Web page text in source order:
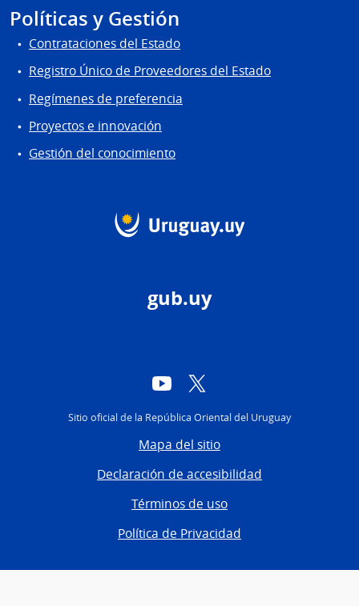
Políticas y Gestión
Contrataciones del Estado
Registro Único de Proveedores del Estado
Regímenes de preferencia
Proyectos e innovación
Gestión del conocimiento
gub.uy
YouTube
Sitio oficial de la República Oriental del Uruguay
Mapa del sitio
Declaración de accesibilidad
Términos de uso
Política de Privacidad